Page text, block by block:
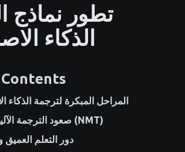
تطور نماذج
الذكاء
المراحل المبكرة لترجمة الذكاء
صعود الترجمة الآلية العصبية (NMT)
دور التعلم العميق